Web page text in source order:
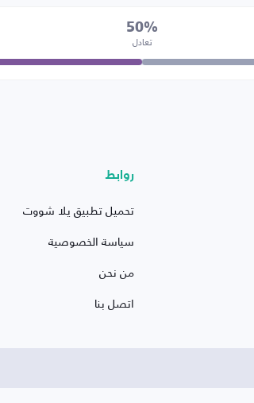
50%
تعادل
روابط
تحميل تطبيق يلا شووت
سياسة الخصوصية
من نحن
اتصل بنا